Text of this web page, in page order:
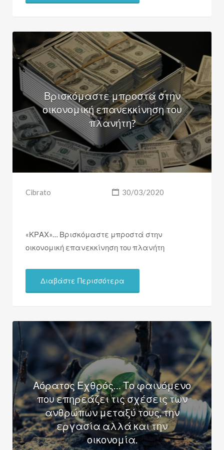
Βρισκόμαστε μπροστά στην
οικονομική επανεκκίνηση του
πλανήτη?
Cibrato 30/03/2020
«ΚΡΑΧ»… Βρισκόμαστε μπροστά στην
οικονομική επανεκκίνηση του πλανήτη
Διαβάστε Περισσότερα
Αόρατος Εχθρός… Το φαινόμενο
που επηρεάζει τις σχέσεις των
ανθρώπων μεταξύ τους, την
εργασία αλλά και την
οικονομία.